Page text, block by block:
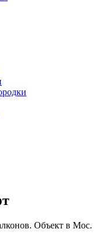
Объект в Мос.